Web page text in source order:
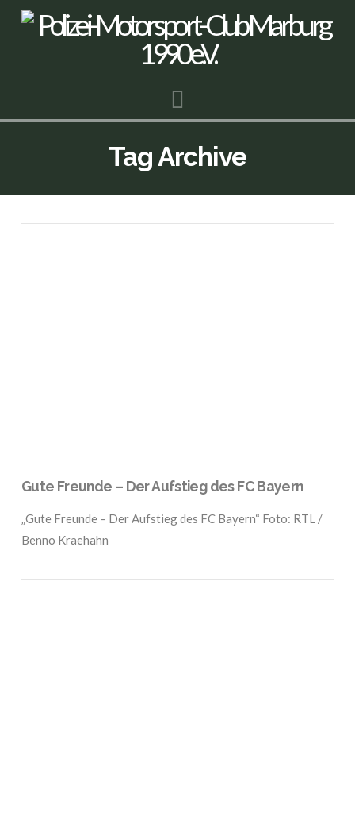
Tag Archive
Gute Freunde – Der Aufstieg des FC Bayern
„Gute Freunde – Der Aufstieg des FC Bayern“ Foto: RTL /
Benno Kraehahn